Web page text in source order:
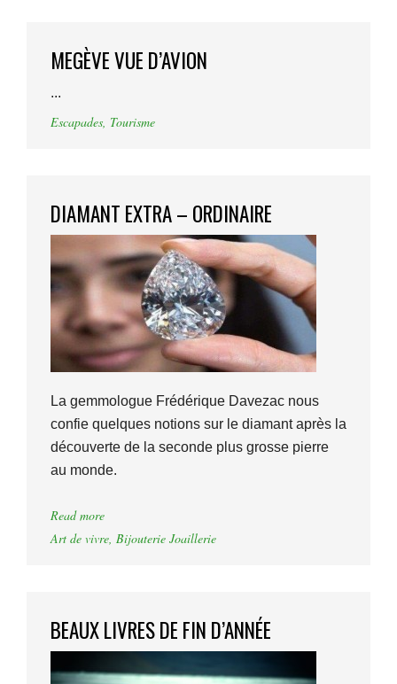
MEGÈVE VUE D’AVION
...
Escapades, Tourisme
DIAMANT EXTRA – ORDINAIRE
La gemmologue Frédérique Davezac nous
confie quelques notions sur le diamant après la
découverte de la seconde plus grosse pierre
au monde.
Read more
Art de vivre, Bijouterie Joaillerie
BEAUX LIVRES DE FIN D’ANNÉE